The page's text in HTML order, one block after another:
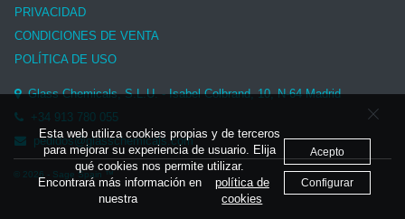
PRIVACIDAD
CONDICIONES DE VENTA
POLÍTICA DE USO
Glass Chemicals, S.L.U. - Isabel Colbrand, 10, N-64 Madrid
+34 913 780 055
pedidos@glasschemicals.com
© 2026 - Sage Spain ™
Esta web utiliza cookies propias y de terceros
para mejorar su experiencia de usuario. Elija
qué cookies nos permite utilizar.
Encontrará más información en
nuestra
política de
cookies
Acepto
Configurar